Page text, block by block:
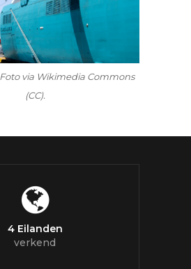
Foto via Wikimedia Commons
(CC).
4 Eilanden
verkend